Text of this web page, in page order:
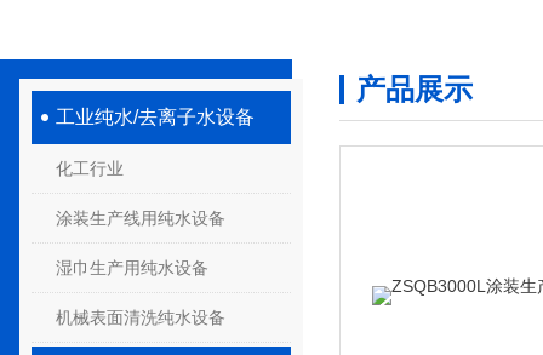
工业纯水/去离子水设备
化工行业
涂装生产线用纯水设备
湿巾生产用纯水设备
机械表面清洗纯水设备
产品展示